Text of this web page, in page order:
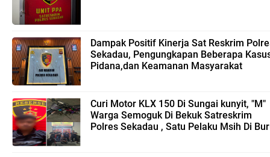
Dampak Positif Kinerja Sat Reskrim
Sekadau, Pengungkapan Beberapa
Pidana,dan Keamanan Masyarakat
Curi Motor KLX 150 Di Sungai kunyit, "M"
Warga Semoguk Di Bekuk Satreskrim
Polres Sekadau , Satu Pelaku Msih Di